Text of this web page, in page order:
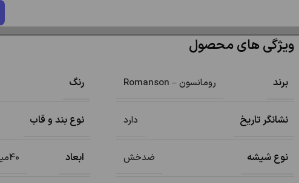
ویژگی های محصول
برند رومانسون – Romanson رنگ
نشانگر تاریخ دارد نوع بند و قاب
نوع شیشه ضدخش ابعاد 40میلیمتر